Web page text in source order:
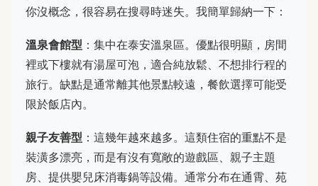
你沒概念，很容易在搜尋時迷失。我簡單歸納一下：
溫泉會館型 ：集中在泰安溫泉區。優點很明顯，房間
裡或下樓就有湯屋可泡，適合純放鬆、不想排行程的
旅行。缺點是通常離其他景點較遠，餐飲選擇可能受
限於飯店內。
親子友善型 ：這幾年越來越多。這類住宿的重點不是
裝潢多漂亮，而是有沒有寬敞的遊戲區、親子主題
房、提供嬰兒床消毒鍋等設備。通常分布在通霄、苑